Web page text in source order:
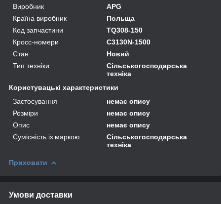
Виробник
APG
Країна виробник
Польща
Код запчастини
TQ308-150
Кросс-номери
C3130N-1500
Стан
Новий
Тип техніки
Сільськогосподарська
техніка
Користувацькі характеристики
Застосування
немає опису
Розміри
немає опису
Опис
немає опису
Сумісність із маркою
Сільськогосподарська
техніка
Приховати
Умови доставки